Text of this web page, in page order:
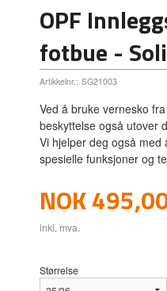
OPF
fotbue -
Artikkelnr.: SG21003
Ved å bruke vernesko
beskyttelse også utover
Vi hjelper deg også
spesielle funksjoner og
Pris
NOK
inkl. mva.
Størrelse